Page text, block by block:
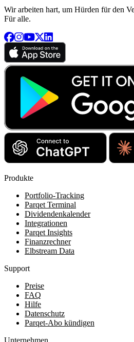
Wir arbeiten hart, um Hürden für den
Für alle.
Produkte
Portfolio-Tracking
Parqet Terminal
Dividendenkalender
Integrationen
Parqet Insights
Finanzrechner
Elbstream Data
Support
Preise
FAQ
Hilfe
Datenschutz
Parqet-Abo kündigen
Unternehmen